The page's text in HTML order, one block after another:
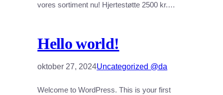
vores sortiment nu! Hjertestøtte 2500 kr.…
Hello world!
oktober 27, 2024Uncategorized @da
Welcome to WordPress. This is your first